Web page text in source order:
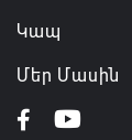
Կապ
Մեր Մասին